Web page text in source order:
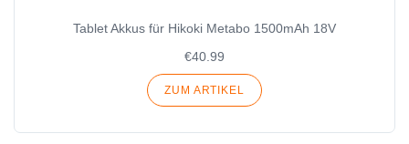
Tablet Akkus für Hikoki Metabo 1500mAh 18V
€40.99
ZUM ARTIKEL